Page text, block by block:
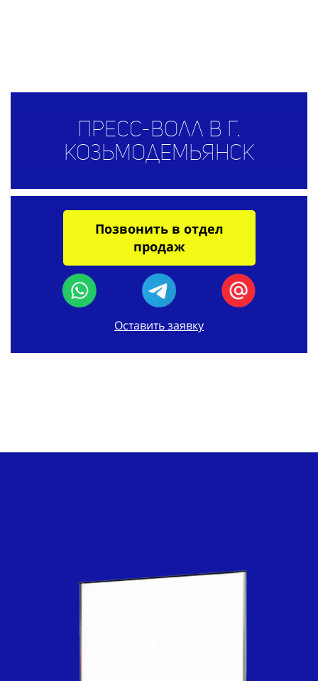
Пресс-волл в г.
Козьмодемьянск
Позвонить в отдел
продаж
Оставить заявку